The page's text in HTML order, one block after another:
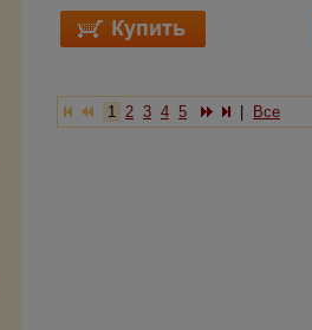
1 2 3 4 5 | Все